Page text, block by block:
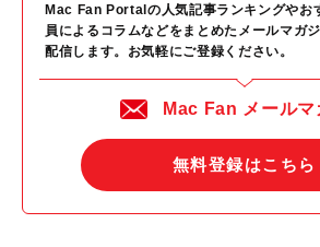
Mac Fan Portalの人気記事ランキングやお
員によるコラムなどをまとめたメールマガ
配信します。お気軽にご登録ください。
Mac Fan メールマ
無料登録はこちら